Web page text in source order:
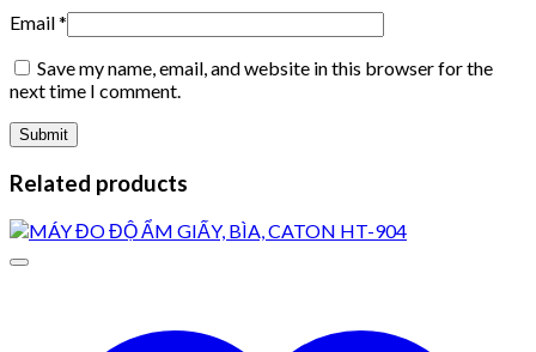
Email*
Save my name, email, and website in this browser for the
next time I comment.
Related products